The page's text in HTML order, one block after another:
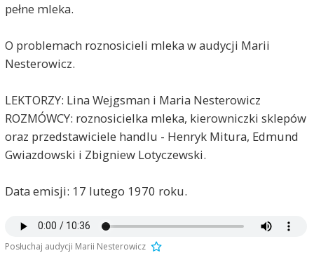
pełne mleka.
O problemach roznosicieli mleka w audycji Marii
Nesterowicz.
LEKTORZY: Lina Wejgsman i Maria Nesterowicz
ROZMÓWCY: roznosicielka mleka, kierowniczki sklepów
oraz przedstawiciele handlu - Henryk Mitura, Edmund
Gwiazdowski i Zbigniew Lotyczewski.
Data emisji: 17 lutego 1970 roku.
Posłuchaj audycji Marii Nesterowicz